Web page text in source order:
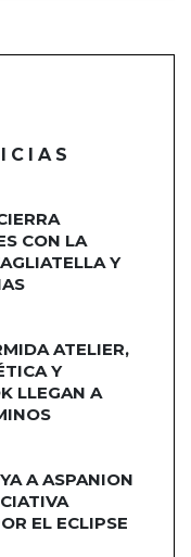
CON LA
Y
ATELIER,
Y
LLEGAN A
A ASPANION
EL ECLIPSE